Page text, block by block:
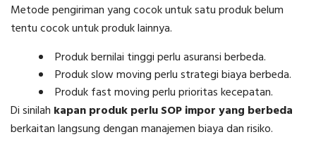
Metode pengiriman yang cocok untuk satu produk belum
tentu cocok untuk produk lainnya.
Produk bernilai tinggi perlu asuransi berbeda.
Produk slow moving perlu strategi biaya berbeda.
Produk fast moving perlu prioritas kecepatan.
Di sinilah kapan produk perlu SOP impor yang berbeda
berkaitan langsung dengan manajemen biaya dan risiko.